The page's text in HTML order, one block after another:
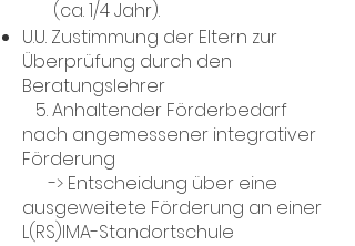
(ca. 1/4 Jahr).
U.U. Zustimmung der Eltern zur
Überprüfung durch den
Beratungslehrer
5. Anhaltender Förderbedarf
nach angemessener integrativer
Förderung
-> Entscheidung über eine
ausgeweitete Förderung an einer
L(RS)IMA-Standortschule